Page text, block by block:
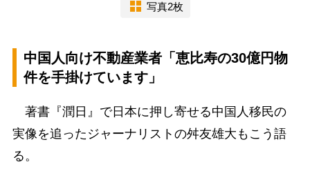
写真2枚
中国人向け不動産業者「恵比寿の30億円物
件を手掛けています」
著書『潤日』で日本に押し寄せる中国人移民の
実像を追ったジャーナリストの舛友雄大もこう語
る。